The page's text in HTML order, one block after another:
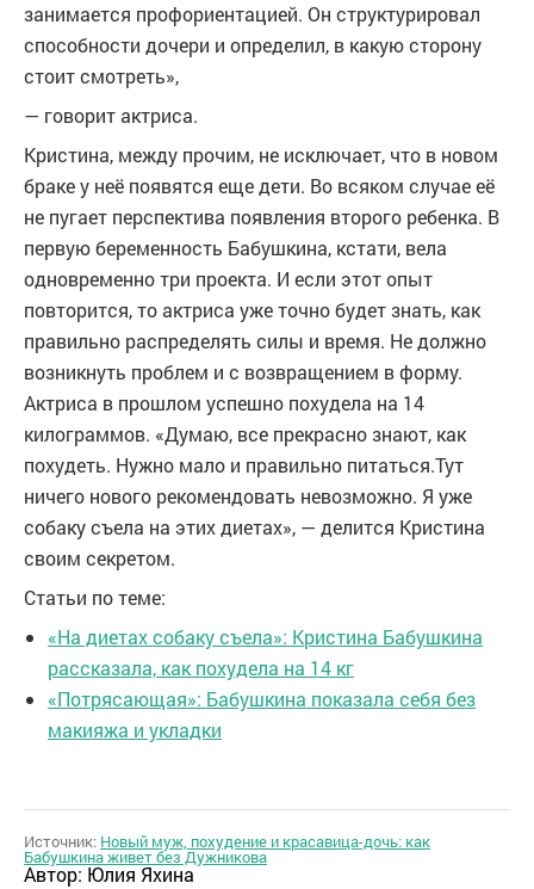
занимается профориентацией. Он структурировал
способности дочери и определил, в какую сторону
стоит смотреть»,
— говорит актриса.
Кристина, между прочим, не исключает, что в новом
браке у неё появятся еще дети. Во всяком случае её
не пугает перспектива появления второго ребенка. В
первую беременность Бабушкина, кстати, вела
одновременно три проекта. И если этот опыт
повторится, то актриса уже точно будет знать, как
правильно распределять силы и время. Не должно
возникнуть проблем и с возвращением в форму.
Актриса в прошлом успешно похудела на 14
килограммов. «Думаю, все прекрасно знают, как
похудеть. Нужно мало и правильно питаться.Тут
ничего нового рекомендовать невозможно. Я уже
собаку съела на этих диетах», — делится Кристина
своим секретом.
Статьи по теме:
«На диетах собаку съела»: Кристина Бабушкина
рассказала, как похудела на 14 кг
«Потрясающая»: Бабушкина показала себя без
макияжа и укладки
Источник: Новый муж, похудение и красавица-дочь: как
Бабушкина живет без Дужникова
Автор: Юлия Яхина